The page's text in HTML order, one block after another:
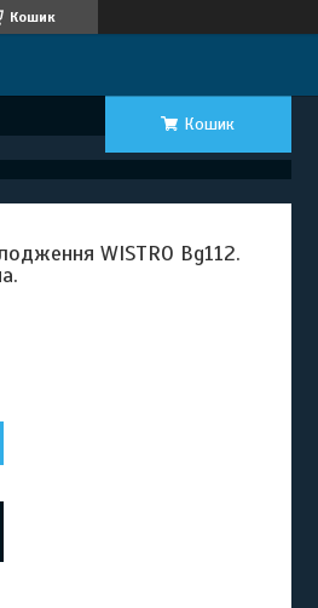
Кошик
Кошик
WISTRO Bg112.